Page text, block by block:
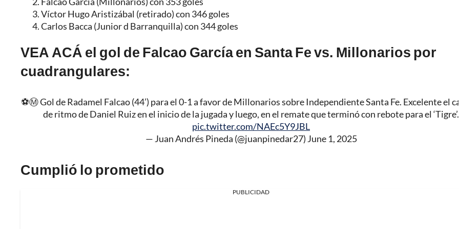
Víctor Hugo Aristizábal (retirado) con 346 goles
Carlos Bacca (Junior d Barranquilla) con 344 goles
VEA ACÁ el gol de Falcao García en Santa Fe vs. Millonarios por
cuadrangulares:
⚽️Ⓜ️ Gol de Radamel Falcao (44’) para el 0-1 a favor de Millonarios sobre Independiente Santa Fe. Excelente el
de ritmo de Daniel Ruiz en el inicio de la jugada y luego, en el remate que terminó con rebote para el ‘Tigre’.
pic.twitter.com/NAEc5Y9JBL
— Juan Andrés Pineda (@juanpinedar27) June 1, 2025
Cumplió lo prometido
PUBLICIDAD